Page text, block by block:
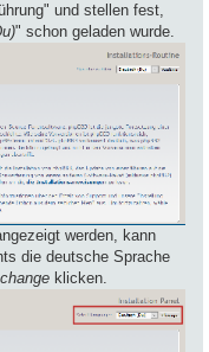
und stellen fest,
" schon geladen wurde.
werden, kann
die deutsche Sprache
change klicken.